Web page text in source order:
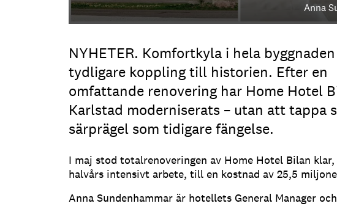
Anna
NYHETER. Komfortkyla i hela
tydligare koppling till historien. Efter en
omfattande renovering har Home Hotel
Karlstad moderniserats – utan att tappa
särprägel som tidigare fängelse.
I maj stod totalrenoveringen av Home Hotel Bilan
halvårs intensivt arbete, till en kostnad av 25,5
Anna Sundenhammar är hotellets General Manager